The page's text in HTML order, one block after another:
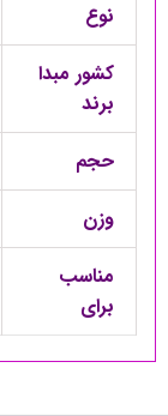
نوع
کشور مبدا
برند
حجم
وزن
مناسب
برای